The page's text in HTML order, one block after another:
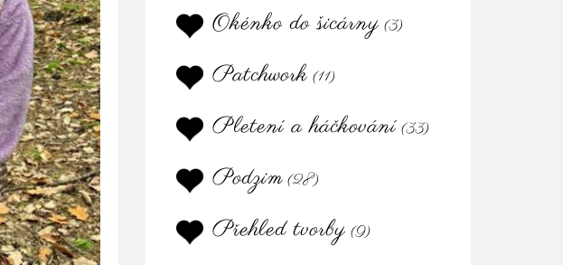
Okénko do šicárny (3)
Patchwork (11)
Pletení a háčkování (33)
Podzim (28)
Přehled tvorby (9)